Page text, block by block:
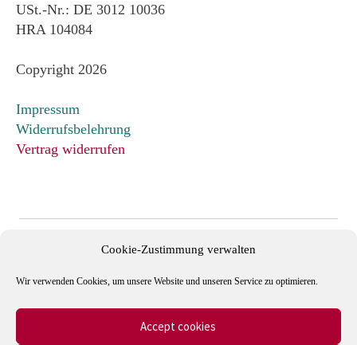
Cookie-Zustimmung verwalten
Wir verwenden Cookies, um unsere Website und unseren Service zu optimieren.
Accept cookies
USt.-Nr.: DE 3012 10036
HRA 104084
Copyright 2026
Impressum
Widerrufsbelehrung
Vertrag widerrufen